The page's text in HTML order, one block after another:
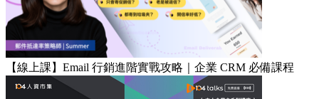
【線上課】Email 行銷進階實戰攻略｜企業 CRM 必備課程